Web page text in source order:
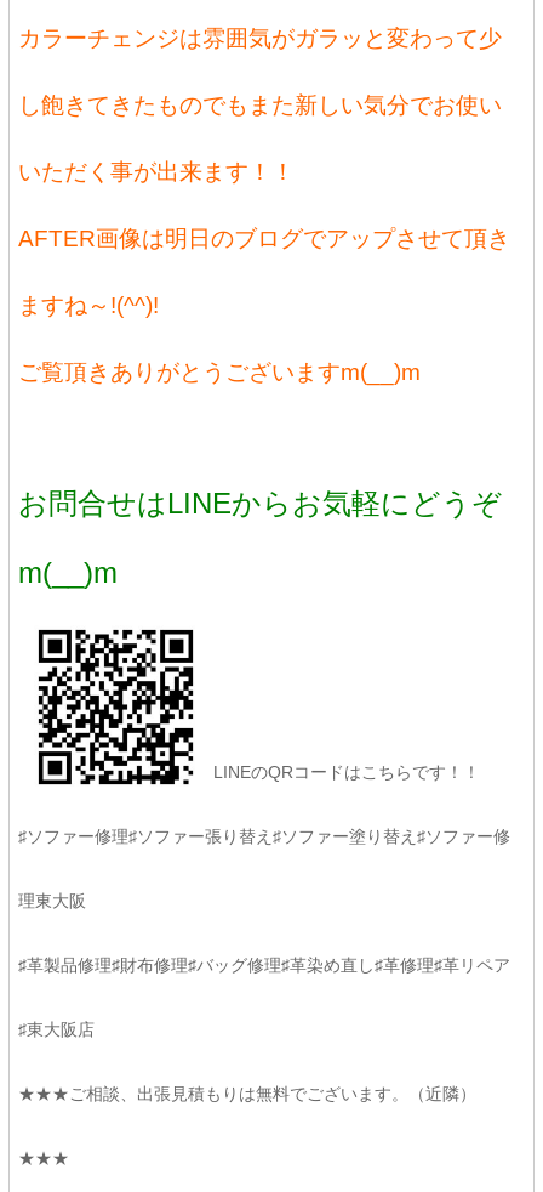
カラーチェンジは雰囲気がガラッと変わって少
し飽きてきたものでもまた新しい気分でお使い
いただく事が出来ます！！
AFTER画像は明日のブログでアップさせて頂き
ますね～!(^^)!
ご覧頂きありがとうございますm(__)m
お問合せはLINEからお気軽にどうぞ
m(__)m
LINEのQRコードはこちらです！！
♯ソファー修理♯ソファー張り替え♯ソファー塗り替え♯ソファー修
理東大阪
♯革製品修理♯財布修理♯バッグ修理♯革染め直し♯革修理♯革リペア
♯東大阪店
★★★ご相談、出張見積もりは無料でございます。（近隣）
★★★